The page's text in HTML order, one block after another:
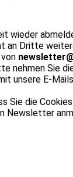
wieder
an Dritte
nehmen Sie
unsere E-
Sie die
Newsletter